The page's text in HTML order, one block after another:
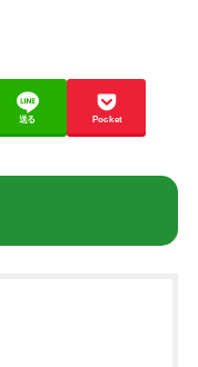
送る Pocket